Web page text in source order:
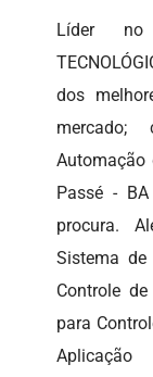
Líder no
dos
Automação
Passé -
procura.
Sistema de
Controle
para